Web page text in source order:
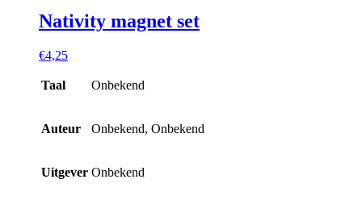
Nativity magnet set
€4,25
Taal Onbekend
Auteur Onbekend, Onbekend
Uitgever Onbekend